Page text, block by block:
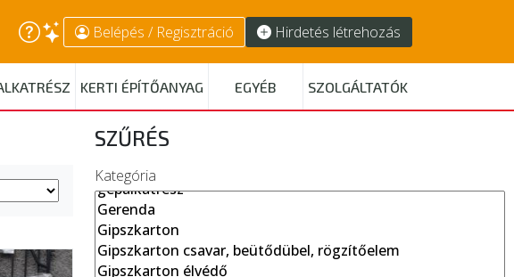
Belépés / Regisztráció Hirdetés létrehozás
KERTI ÉPÍTŐANYAG EGYÉB SZOLGÁLTATÓK
SZŰRÉS
Kategória